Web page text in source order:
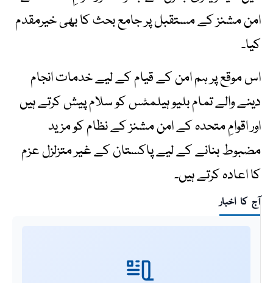
امن مشنز کے مستقبل پر جامع بحث کا بھی خیرمقدم
کیا۔
اس موقع پر ہم امن کے قیام کے لیے خدمات انجام
دینے والے تمام بلیو ہیلمٹس کو سلام پیش کرتے ہیں
اور اقوامِ متحدہ کے امن مشنز کے نظام کو مزید
مضبوط بنانے کے لیے پاکستان کے غیر متزلزل عزم
کا اعادہ کرتے ہیں۔
آج کا اخبار